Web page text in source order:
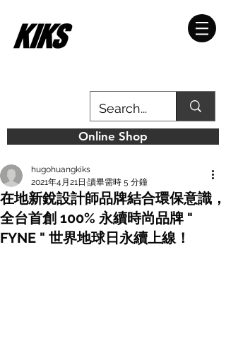
Online Shop
在地新銳設計師品牌結合環保意識，
全台首創 100% 永續時尚品牌 "
FYNE " 世界地球日永續上線！
hugohuangkiks
2021年4月21日 讀畢需時 5 分鐘